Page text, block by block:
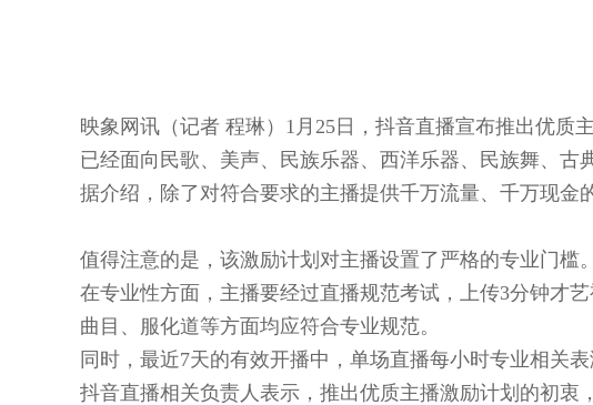
映象网讯（记者 程琳）1月25日，抖音直播宣布推出优
已经面向民歌、美声、民族乐器、西洋乐器、民族舞、古
据介绍，除了对符合要求的主播提供千万流量、千万现金
值得注意的是，该激励计划对主播设置了严格的专业门槛
在专业性方面，主播要经过直播规范考试，上传3分钟才
曲目、服化道等方面均应符合专业规范。
同时，最近7天的有效开播中，单场直播每小时专业相关
抖音直播相关负责人表示，推出优质主播激励计划的初